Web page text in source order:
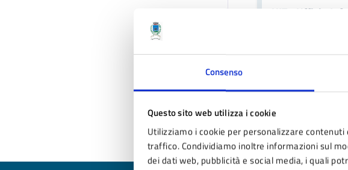
Consenso
Questo sito web utilizza i cookie
Utilizziamo i cookie per personalizzare
traffico. Condividiamo inoltre informazioni sul
dei dati web, pubblicità e social media, i quali
UIT - Ufficio
Fax0526 29025
Ultimo